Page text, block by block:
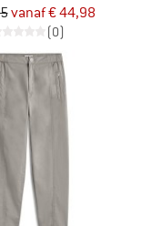
vanaf € 44,98
(0)